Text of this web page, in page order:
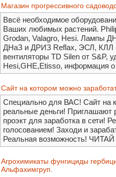
Магазин прогрессивного
Ввсё необходимое
Ваших любимых растений.
Grodan, Valagro, Hesi. Лампы
ДНаЗ и ДРИЗ Reflax, ЭСЛ, КЛЛ
вентиляторы TD Silen от S&P,
Hesi,GHE,Etisso, информация
Сайт на котором можно
Специально для ВАС! Сайт на
реальные деньги!
проэкт для заработка в сети!
голосованием! Заходи и
Реальная возможность!
Агрохимикаты фунгициды
Альфахимгруп.